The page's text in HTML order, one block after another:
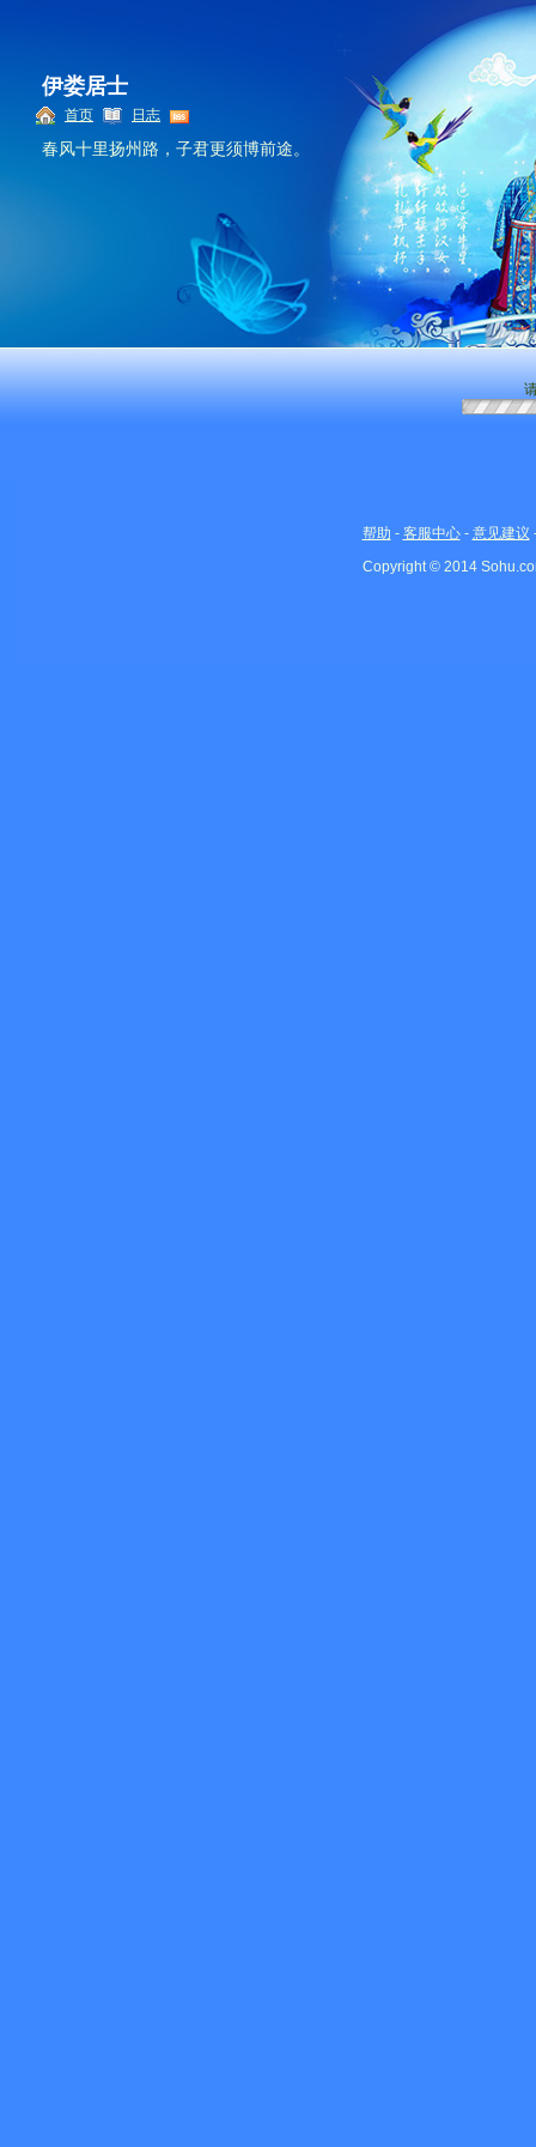
伊娄居士
首页 日志
春风十里扬州路，子君更须博前途。
帮助 - 客服中心- 意见建议
Copyright © 2014